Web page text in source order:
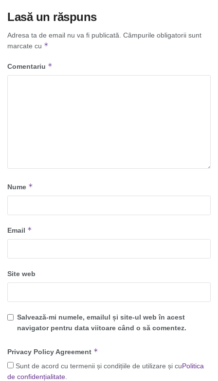
Lasă un răspuns
Adresa ta de email nu va fi publicată. Câmpurile obligatorii sunt
marcate cu *
Comentariu *
Nume *
Email *
Site web
Salvează-mi numele, emailul și site-ul web în acest
navigator pentru data viitoare când o să comentez.
Privacy Policy Agreement *
Sunt de acord cu termenii și condițiile de utilizare și cuPolitica
de confidențialitate